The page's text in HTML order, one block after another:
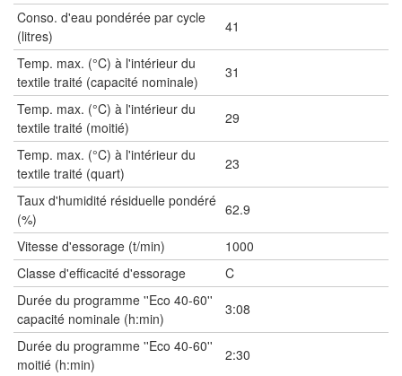
Conso. d'eau pondérée par cycle
(litres)
41
Temp. max. (°C) à l'intérieur du
textile traité (capacité nominale)
31
Temp. max. (°C) à l'intérieur du
textile traité (moitié)
29
Temp. max. (°C) à l'intérieur du
textile traité (quart)
23
Taux d'humidité résiduelle pondéré
(%)
62.9
Vitesse d'essorage (t/min)
1000
Classe d'efficacité d'essorage
C
Durée du programme ''Eco 40-60''
capacité nominale (h:min)
3:08
Durée du programme ''Eco 40-60''
moitié (h:min)
2:30